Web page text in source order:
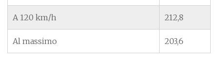
A 120 km/h 212,8
Al massimo 203,6